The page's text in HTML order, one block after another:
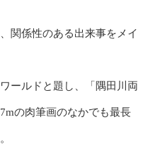
関係性のある出来事をメイ
ールドと題し、「隅田川両
の肉筆画のなかでも最長